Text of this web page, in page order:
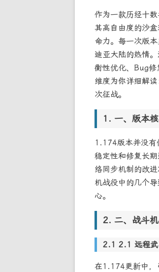
作为一款历经十
其高自由度的沙
命力。每一次版
迪亚大陆的热情
衡性优化、Bug修
维度为你详细解
次征战。
一、版本
1.174版本并没有
稳定性和修复长
络同步机制的改
机战役中的几个
心。
二、战斗
2.1 远程武
在1.174更新中，